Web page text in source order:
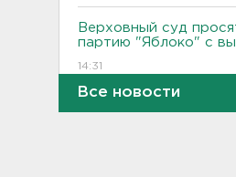
Верховный суд
партию "Яблоко" с
14:31
Все новости